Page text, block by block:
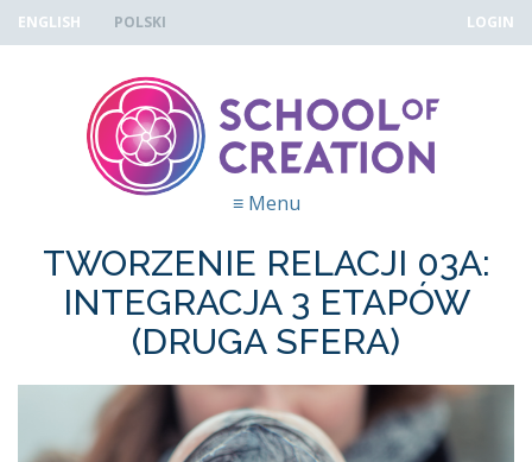
Skip to navigation
Przejdź do treści
ENGLISH POLSKI LOGIN
≡Menu
TWORZENIE RELACJI 03A:
INTEGRACJA 3 ETAPÓW
(DRUGA SFERA)